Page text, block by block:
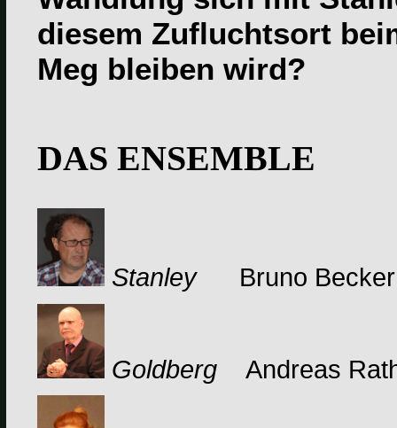
diesem Zufluchtsort
Meg bleiben wird?
DAS ENSEMBLE
Stanley Bruno Becker
Goldberg Andreas